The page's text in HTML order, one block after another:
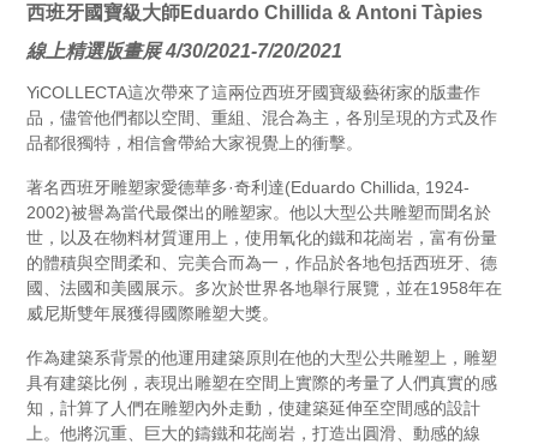
西班牙國寶級大師Eduardo Chillida & Antoni Tàpies
線上精選版畫展 4/30/2021-7/20/2021
YiCOLLECTA這次帶來了這兩位西班牙國寶級藝術家的版畫作
品，儘管他們都以空間、重組、混合為主，各別呈現的方式及作
品都很獨特，相信會帶給大家視覺上的衝擊。
著名西班牙雕塑家愛德華多·奇利達(Eduardo Chillida, 1924-
2002)被譽為當代最傑出的雕塑家。他以大型公共雕塑而聞名於
世，以及在物料材質運用上，使用氧化的鐵和花崗岩，富有份量
的體積與空間柔和、完美合而為一，作品於各地包括西班牙、德
國、法國和美國展示。多次於世界各地舉行展覽，並在1958年在
威尼斯雙年展獲得國際雕塑大獎。
作為建築系背景的他運用建築原則在他的大型公共雕塑上，雕塑
具有建築比例，表現出雕塑在空間上實際的考量了人們真實的感
知，計算了人們在雕塑內外走動，使建築延伸至空間感的設計
上。他將沉重、巨大的鑄鐵和花崗岩，打造出圓滑、動感的線